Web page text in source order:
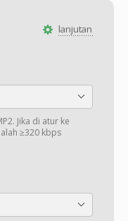
lanjutan
Jika di atur ke
≥320 kbps